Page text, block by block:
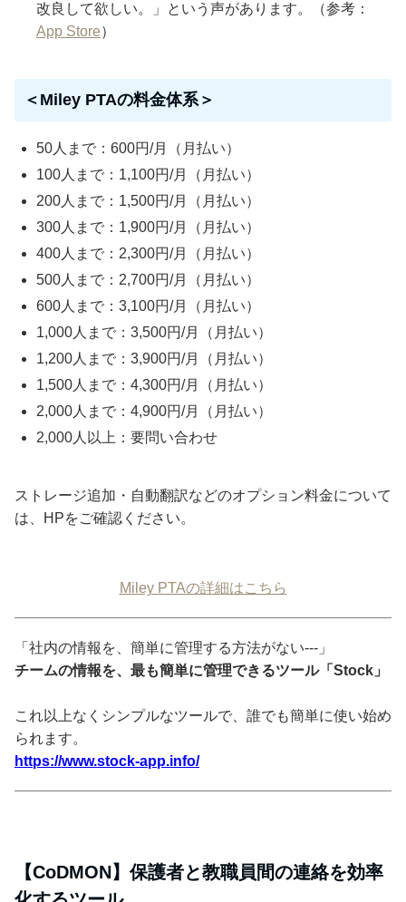
改良して欲しい。」という声があります。（参考：
App Store）
＜Miley PTAの料金体系＞
50人まで：600円/月（月払い）
100人まで：1,100円/月（月払い）
200人まで：1,500円/月（月払い）
300人まで：1,900円/月（月払い）
400人まで：2,300円/月（月払い）
500人まで：2,700円/月（月払い）
600人まで：3,100円/月（月払い）
1,000人まで：3,500円/月（月払い）
1,200人まで：3,900円/月（月払い）
1,500人まで：4,300円/月（月払い）
2,000人まで：4,900円/月（月払い）
2,000人以上：要問い合わせ
ストレージ追加・自動翻訳などのオプション料金について
は、HPをご確認ください。
Miley PTAの詳細はこちら
「社内の情報を、簡単に管理する方法がない---」
チームの情報を、最も簡単に管理できるツール「Stock」
これ以上なくシンプルなツールで、誰でも簡単に使い始め
られます。
https://www.stock-app.info/
【CoDMON】保護者と教職員間の連絡を効率